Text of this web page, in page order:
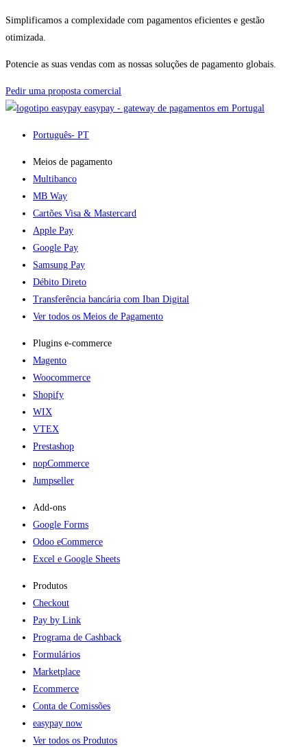
Simplificamos a complexidade com pagamentos eficientes e gestão
otimizada.
Potencie as suas vendas com as nossas soluções de pagamento globais.
Pedir uma proposta comercial
easypay - gateway de pagamentos em Portugal
Português- PT
Meios de pagamento
Multibanco
MB Way
Cartões Visa & Mastercard
Apple Pay
Google Pay
Samsung Pay
Débito Direto
Transferência bancária com Iban Digital
Ver todos os Meios de Pagamento
Plugins e-commerce​
Magento
Woocommerce
Shopify
WIX
VTEX
Prestashop
nopCommerce
Jumpseller
Add-ons​
Google Forms
Odoo eCommerce
Excel e Google Sheets
Produtos
Checkout
Pay by Link
Programa de Cashback
Formulários
Marketplace
Ecommerce
Conta de Comissões
easypay now
Ver todos os Produtos